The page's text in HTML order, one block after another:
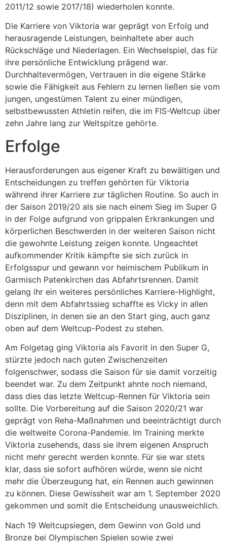
2011/12 sowie 2017/18) wiederholen konnte.
Die Karriere von Viktoria war geprägt von Erfolg und
herausragende Leistungen, beinhaltete aber auch
Rückschläge und Niederlagen. Ein Wechselspiel, das für
ihre persönliche Entwicklung prägend war.
Durchhaltevermögen, Vertrauen in die eigene Stärke
sowie die Fähigkeit aus Fehlern zu lernen ließen sie vom
jungen, ungestümen Talent zu einer mündigen,
selbstbewussten Athletin reifen, die im FIS-Weltcup über
zehn Jahre lang zur Weltspitze gehörte.
Erfolge
Herausforderungen aus eigener Kraft zu bewältigen und
Entscheidungen zu treffen gehörten für Viktoria
während ihrer Karriere zur täglichen Routine. So auch in
der Saison 2019/20 als sie nach einem Sieg im Super G
in der Folge aufgrund von grippalen Erkrankungen und
körperlichen Beschwerden in der weiteren Saison nicht
die gewohnte Leistung zeigen konnte. Ungeachtet
aufkommender Kritik kämpfte sie sich zurück in
Erfolgsspur und gewann vor heimischem Publikum in
Garmisch Patenkirchen das Abfahrtsrennen. Damit
gelang ihr ein weiteres persönliches Karriere-Highlight,
denn mit dem Abfahrtssieg schaffte es Vicky in allen
Disziplinen, in denen sie an den Start ging, auch ganz
oben auf dem Weltcup-Podest zu stehen.
Am Folgetag ging Viktoria als Favorit in den Super G,
stürzte jedoch nach guten Zwischenzeiten
folgenschwer, sodass die Saison für sie damit vorzeitig
beendet war. Zu dem Zeitpunkt ahnte noch niemand,
dass dies das letzte Weltcup-Rennen für Viktoria sein
sollte. Die Vorbereitung auf die Saison 2020/21 war
geprägt von Reha-Maßnahmen und beeinträchtigt durch
die weltweite Corona-Pandemie. Im Training merkte
Viktoria zusehends, dass sie ihrem eigenen Anspruch
nicht mehr gerecht werden konnte. Für sie war stets
klar, dass sie sofort aufhören würde, wenn sie nicht
mehr die Überzeugung hat, ein Rennen auch gewinnen
zu können. Diese Gewissheit war am 1. September 2020
gekommen und somit die Entscheidung unausweichlich.
Nach 19 Weltcupsiegen, dem Gewinn von Gold und
Bronze bei Olympischen Spielen sowie zwei